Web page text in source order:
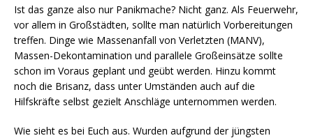
Ist das ganze also nur Panikmache? Nicht ganz. Als Feuerwehr,
vor allem in Großstädten, sollte man natürlich Vorbereitungen
treffen. Dinge wie Massenanfall von Verletzten (MANV),
Massen-Dekontamination und parallele Großeinsätze sollte
schon im Voraus geplant und geübt werden. Hinzu kommt
noch die Brisanz, dass unter Umständen auch auf die
Hilfskräfte selbst gezielt Anschläge unternommen werden.
Wie sieht es bei Euch aus. Wurden aufgrund der jüngsten